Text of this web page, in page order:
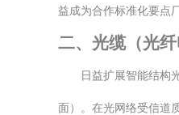
益成为合作标准化要点
二、光缆（光
日益扩展智能结构
面）。在光网络受信道